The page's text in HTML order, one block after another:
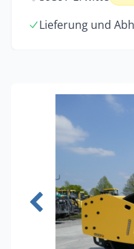
Lieferung und